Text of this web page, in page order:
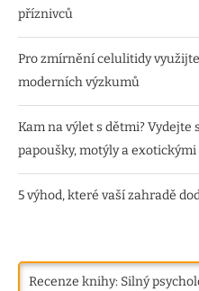
příznivců
Pro zmírnění celulitidy
moderních výzkumů
Kam na výlet s dětmi?
papoušky, motýly a
5 výhod, které vaší zahradě
Recenze knihy: Silný